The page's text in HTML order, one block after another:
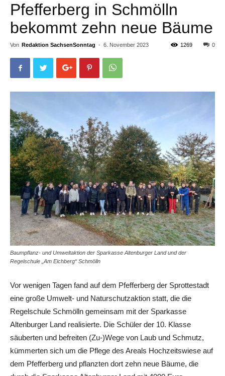
Pfefferberg in Schmölln
bekommt zehn neue Bäume
Von Redaktion SachsenSonntag - 6. November 2023 0
1269
Baumpflanz- und Umweltaktion der Sparkasse Altenburger Land und der
Regelschule „Am Eichberg“ Schmölln
Vor wenigen Tagen fand auf dem Pfefferberg der Sprottestadt
eine große Umwelt- und Naturschutzaktion statt, die die
Regelschule Schmölln gemeinsam mit der Sparkasse
Altenburger Land realisierte. Die Schüler der 10. Klasse
säuberten und befreiten (Zu-)Wege von Laub und Schmutz,
kümmerten sich um die Pflege des Areals Hochzeitswiese auf
dem Pfefferberg und pflanzten dort zehn neue Bäume, die